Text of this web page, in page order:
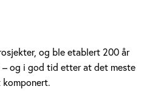
og ble etablert 200 år
og i god tid etter at det meste